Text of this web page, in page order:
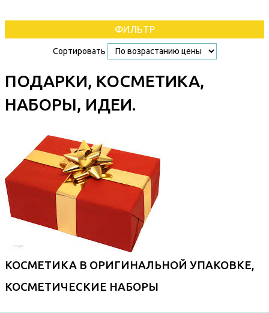
ФИЛЬТР
Сортировать
ПОДАРКИ, КОСМЕТИКА,
НАБОРЫ, ИДЕИ.
КОСМЕТИКА В ОРИГИНАЛЬНОЙ УПАКОВКЕ,
КОСМЕТИЧЕСКИЕ НАБОРЫ